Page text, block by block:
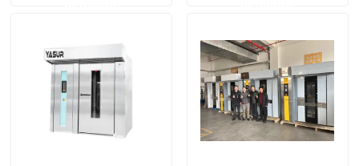
Produits